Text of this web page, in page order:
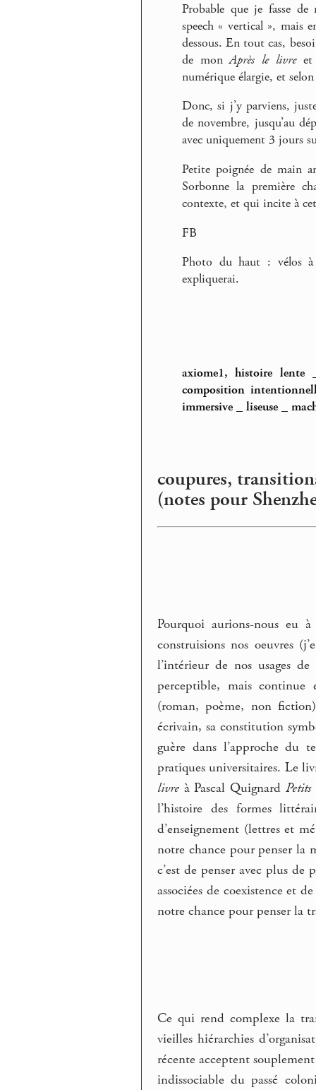
Probable que je fasse
speech « vertical », mais
dessous. En tout cas,
de monAprès le livreet
numérique élargie, et
Donc, si j’y parviens,
de novembre, jusqu’au
avec uniquement 3 jours
Petite poignée de main
Sorbonne la première
contexte, et qui incite à
FB
Photo du haut : vélos à
expliquerai.
axiome1, histoire lente
composition
immersive
liseuse
coupures,
(notes pour
Pourquoi aurions-nous eu
construisions nos oeuvres
l’intérieur de nos usages
perceptible, mais continue
(roman, poème, non
écrivain, sa constitution
guère dans l’approche du
pratiques universitaires. Le
livre à Pascal Quignard Petits
l’histoire des formes
d’enseignement (lettres et
notre chance pour penser la
c’est de penser avec plus
associées de coexistence et
notre chance pour penser la
Ce qui rend complexe la
vieilles hiérarchies
récente acceptent
indissociable du passé